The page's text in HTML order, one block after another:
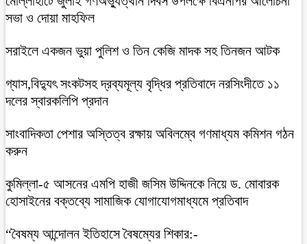
সভা ও দোয়া মাহফিল
সরাইলে একজন ভুয়া পুলিশ ও তিন কেজি মাদক সহ তিনজন আটক
গ্যাস,বিদ্যুৎ সংকটসহ দ্রব্যমূল্য বৃদ্ধির প্রতিবাদে নরসিংদীতে ১১
দলের স্বারকলিপি প্রদান
সাংবাদিকতা পেশার অস্তিত্ব রক্ষায় অবিলম্বে গণমাধ্যম কমিশন গঠন
করুন
কুমিল্লা-৫ আসনের এমপি হাজী জসিম উদ্দিনকে নিয়ে ড. মোবারক
হোসাইনের বক্তব্যে সামাজিক যোগাযোগমাধ্যমে প্রতিবাদ
“বৈষম্য আন্দোলন ইতিহাসে বৈষম্যের শিকার:-